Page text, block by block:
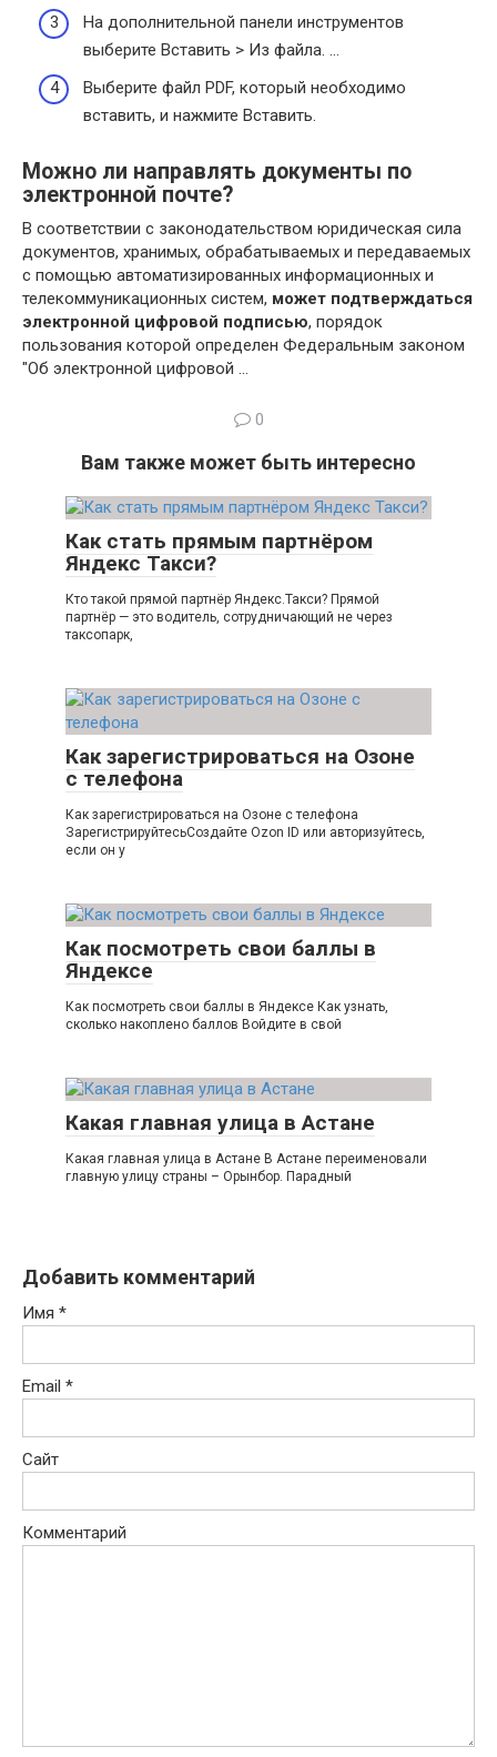
На дополнительной панели инструментов
выберите Вставить > Из файла. …
Выберите файл PDF, который необходимо
вставить, и нажмите Вставить.
Можно ли направлять документы по
электронной почте?
В соответствии с законодательством юридическая сила
документов, хранимых, обрабатываемых и передаваемых
с помощью автоматизированных информационных и
телекоммуникационных систем, может подтверждаться
электронной цифровой подписью, порядок
пользования которой определен Федеральным законом
"Об электронной цифровой …
0
Вам также может быть интересно
Как стать прямым партнёром
Яндекс Такси?
Кто такой прямой партнёр Яндекс.Такси? Прямой
партнёр — это водитель, сотрудничающий не через
таксопарк,
Как зарегистрироваться на Озоне
с телефона
Как зарегистрироваться на Озоне с телефона
ЗарегистрируйтесьСоздайте Ozon ID или авторизуйтесь,
если он у
Как посмотреть свои баллы в
Яндексе
Как посмотреть свои баллы в Яндексе Как узнать,
сколько накоплено баллов Войдите в свой
Какая главная улица в Астане
Какая главная улица в Астане В Астане переименовали
главную улицу страны – Орынбор. Парадный
Добавить комментарий
Имя *
Email *
Сайт
Комментарий